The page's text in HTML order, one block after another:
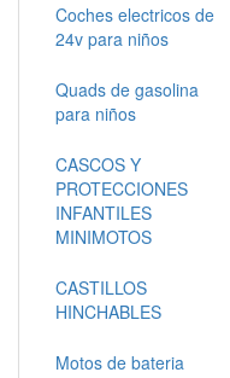
Coches electricos de
24v para niños
Quads de gasolina
para niños
CASCOS Y
PROTECCIONES
INFANTILES
MINIMOTOS
CASTILLOS
HINCHABLES
Motos de bateria